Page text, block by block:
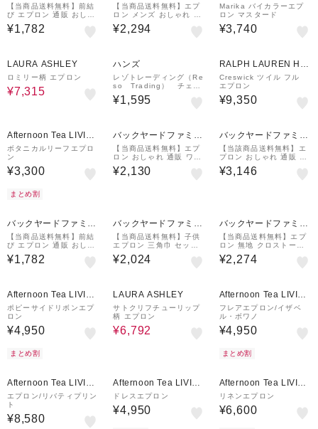
ー
【当商品送料無料】前結
び エプロン 通販 おしゃ
れ ナチュラル レディー
ス 大人 保育士 かわいい
¥1,782
ー【当商品送料無料】エプ
ロン メンズ おしゃれ 通
販 キャンプ バーベキュ
ー BBQ キャンバス 保育
¥2,294
E
Marika バイカラーエプ
ロン マスタード
¥3,740
LAURA ASHLEY
ロミリー柄 エプロン
¥7,315
ハンズ
レゾトレーディング（Re
so Trading） チェス
ター エプロン ベージ
ュ
¥1,595
RALPH LAUREN HO
ME
Creswick ツイル フル
エプロン
¥9,350
Afternoon Tea LIVIN
G
ボタニカルリーフエプロ
ン
¥3,300
まとめ割
バックヤードファミリ
ー【当商品送料無料】エプ
ロン おしゃれ 通販 ワー
クエプロン バッククロス
エプロン カフェエプロン
¥2,130
バックヤードファミリ
ー
【当該商品送料無料】エ
プロン おしゃれ 通販 猫
ねこ ネコ 着脱が簡単 レ
ディース女性 シンプル
¥3,146
バックヤードファミリ
ー
【当商品送料無料】前結
び エプロン 通販 おしゃ
れ ナチュラル レディー
ス 大人 保育士 かわいい
¥1,782
バックヤードファミリ
ー【当商品送料無料】子供
エプロン 三角巾 セット
通販 キッズ おしゃれ 女
の子 男の子 子供 かわい
¥2,024
バックヤードファミリ
ー
【当商品送料無料】エプ
ロン 無地 クロストーク
クラブ CROSS TALK C
LUB ★かわいい ロング
¥2,274
Afternoon Tea LIVIN
G
ポピーサイドリボンエプ
ロン
¥4,950
まとめ割
LAURA ASHLEY
サトクリフチューリップ
柄 エプロン
¥6,792
Afternoon Tea LIVIN
G
フレアエプロン/イザベ
ル・ボワノ
¥4,950
まとめ割
Afternoon Tea LIVIN
G
エプロン/リバティプリン
ト
¥8,580
Afternoon Tea LIVIN
G
ドレスエプロン
¥4,950
Afternoon Tea LIVIN
G
リネンエプロン
¥6,600